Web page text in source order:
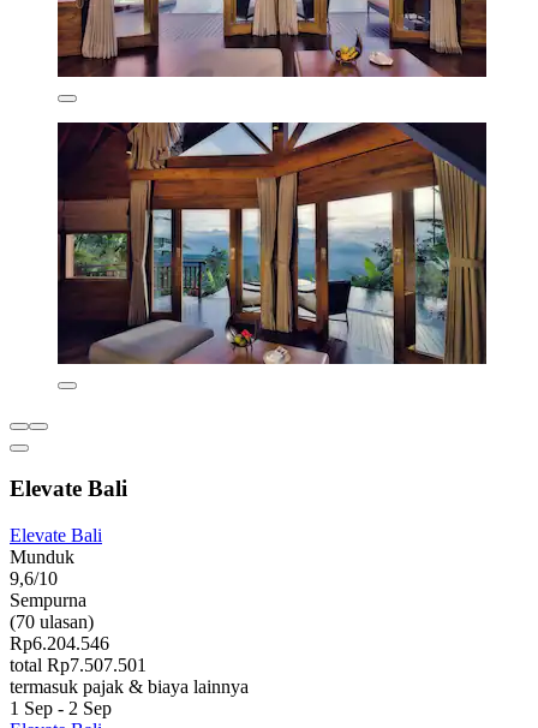
Elevate Bali
Elevate Bali
Munduk
9,6/10
Sempurna
(70 ulasan)
Rp6.204.546
total Rp7.507.501
termasuk pajak & biaya lainnya
1 Sep - 2 Sep